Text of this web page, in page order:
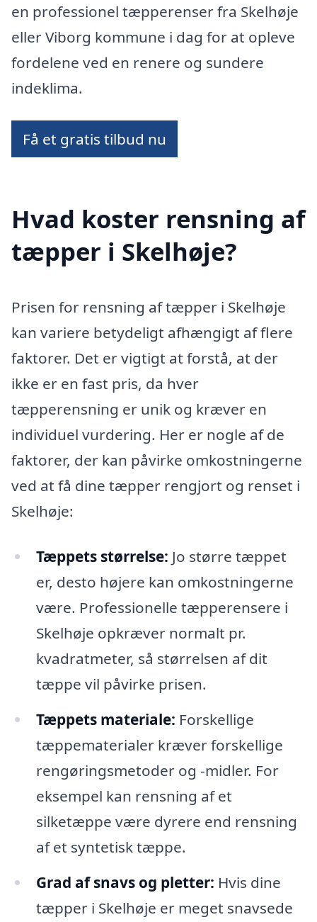
en professionel tæpperenser fra Skelhøje
eller Viborg kommune i dag for at opleve
fordelene ved en renere og sundere
indeklima.
Få et gratis tilbud nu
Hvad koster rensning af
tæpper i Skelhøje?
Prisen for rensning af tæpper i Skelhøje
kan variere betydeligt afhængigt af flere
faktorer. Det er vigtigt at forstå, at der
ikke er en fast pris, da hver
tæpperensning er unik og kræver en
individuel vurdering. Her er nogle af de
faktorer, der kan påvirke omkostningerne
ved at få dine tæpper rengjort og renset i
Skelhøje:
Tæppets størrelse: Jo større tæppet
er, desto højere kan omkostningerne
være. Professionelle tæpperensere i
Skelhøje opkræver normalt pr.
kvadratmeter, så størrelsen af dit
tæppe vil påvirke prisen.
Tæppets materiale: Forskellige
tæppematerialer kræver forskellige
rengøringsmetoder og -midler. For
eksempel kan rensning af et
silketæppe være dyrere end rensning
af et syntetisk tæppe.
Grad af snavs og pletter: Hvis dine
tæpper i Skelhøje er meget snavsede